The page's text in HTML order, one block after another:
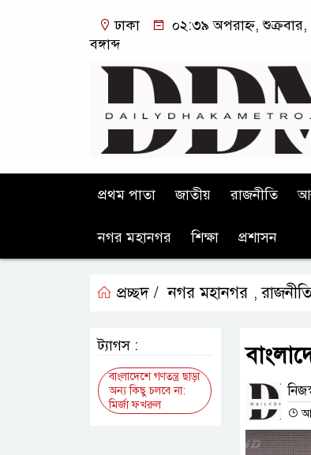
ঢাকা
০২:৩৯ অপরাহ্ন,
বঙ্গাব্দ
প্রথম পাতা জাতীয় রাজনীতি
নগর মহানগর শিক্ষা প্রশাসন
প্রচ্ছদ / নগর মহানগর ,রাজনীতি
ট্যাগস :
বাংলাদেশে গণতন্ত্র ছাড়া
অন্য কিছু চলবে না:
মির্জা ফখরুল